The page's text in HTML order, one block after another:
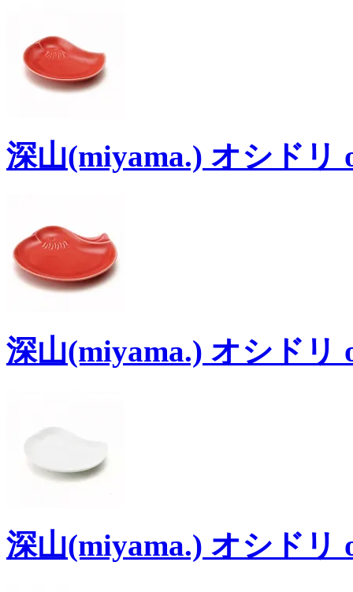
深山(miyama.) オシドリ
深山(miyama.) オシドリ
深山(miyama.) オシドリ